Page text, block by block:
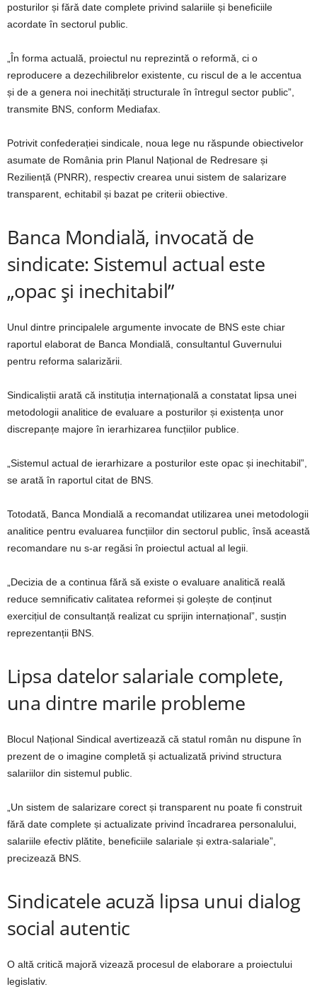
posturilor și fără date complete privind salariile și beneficiile
acordate în sectorul public.
„În forma actuală, proiectul nu reprezintă o reformă, ci o
reproducere a dezechilibrelor existente, cu riscul de a le accentua
și de a genera noi inechități structurale în întregul sector public”,
transmite BNS, conform Mediafax.
Potrivit confederației sindicale, noua lege nu răspunde obiectivelor
asumate de România prin Planul Național de Redresare și
Reziliență (PNRR), respectiv crearea unui sistem de salarizare
transparent, echitabil și bazat pe criterii obiective.
Banca Mondială, invocată de
sindicate: Sistemul actual este
„opac și inechitabil”
Unul dintre principalele argumente invocate de BNS este chiar
raportul elaborat de Banca Mondială, consultantul Guvernului
pentru reforma salarizării.
Sindicaliștii arată că instituția internațională a constatat lipsa unei
metodologii analitice de evaluare a posturilor și existența unor
discrepanțe majore în ierarhizarea funcțiilor publice.
„Sistemul actual de ierarhizare a posturilor este opac și inechitabil”,
se arată în raportul citat de BNS.
Totodată, Banca Mondială a recomandat utilizarea unei metodologii
analitice pentru evaluarea funcțiilor din sectorul public, însă această
recomandare nu s-ar regăsi în proiectul actual al legii.
„Decizia de a continua fără să existe o evaluare analitică reală
reduce semnificativ calitatea reformei și golește de conținut
exercițiul de consultanță realizat cu sprijin internațional”, susțin
reprezentanții BNS.
Lipsa datelor salariale complete,
una dintre marile probleme
Blocul Național Sindical avertizează că statul român nu dispune în
prezent de o imagine completă și actualizată privind structura
salariilor din sistemul public.
„Un sistem de salarizare corect și transparent nu poate fi construit
fără date complete și actualizate privind încadrarea personalului,
salariile efectiv plătite, beneficiile salariale și extra-salariale”,
precizează BNS.
Sindicatele acuză lipsa unui dialog
social autentic
O altă critică majoră vizează procesul de elaborare a proiectului
legislativ.